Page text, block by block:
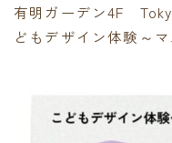
有明ガーデン4F
どもデザイン体験～